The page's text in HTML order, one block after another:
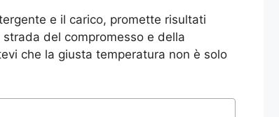
e il carico, promette risultati
del compromesso e della
che la giusta temperatura non è solo